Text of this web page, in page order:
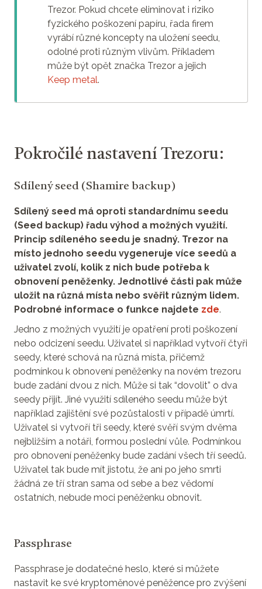
Trezor. Pokud chcete eliminovat i riziko
fyzického poškození papíru, řada firem
vyrábí různé koncepty na uložení seedu,
odolné proti různým vlivům. Příkladem
může být opět značka Trezor a jejich
Keep metal.
Pokročilé nastavení Trezoru:
Sdílený seed (Shamire backup)
Sdílený seed má oproti standardnímu seedu
(Seed backup) řadu výhod a možných využití.
Princip sdíleného seedu je snadný. Trezor na
místo jednoho seedu vygeneruje více seedů a
uživatel zvolí, kolik z nich bude potřeba k
obnovení peněženky. Jednotlivé části pak může
uložit na různá místa nebo svěřit různým lidem.
Podrobné informace o funkce najdete zde.
Jedno z možných využití je opatření proti poškození
nebo odcizení seedu. Uživatel si například vytvoří čtyři
seedy, které schová na různá místa, přičemž
podmínkou k obnovení peněženky na novém trezoru
bude zadání dvou z nich. Může si tak “dovolit” o dva
seedy přijít. Jiné využití sdíleného seedu může být
například zajištění své pozůstalosti v případě úmrtí.
Uživatel si vytvoří tři seedy, které svěří svým dvěma
nejbližším a notáři, formou poslední vůle. Podmínkou
pro obnovení peněženky bude zadání všech tří seedů.
Uživatel tak bude mít jistotu, že ani po jeho smrti
žádná ze tří stran sama od sebe a bez vědomí
ostatních, nebude moci peněženku obnovit.
Passphrase
Passphrase je dodatečné heslo, které si můžete
nastavit ke své kryptoměnové peněžence pro zvýšení